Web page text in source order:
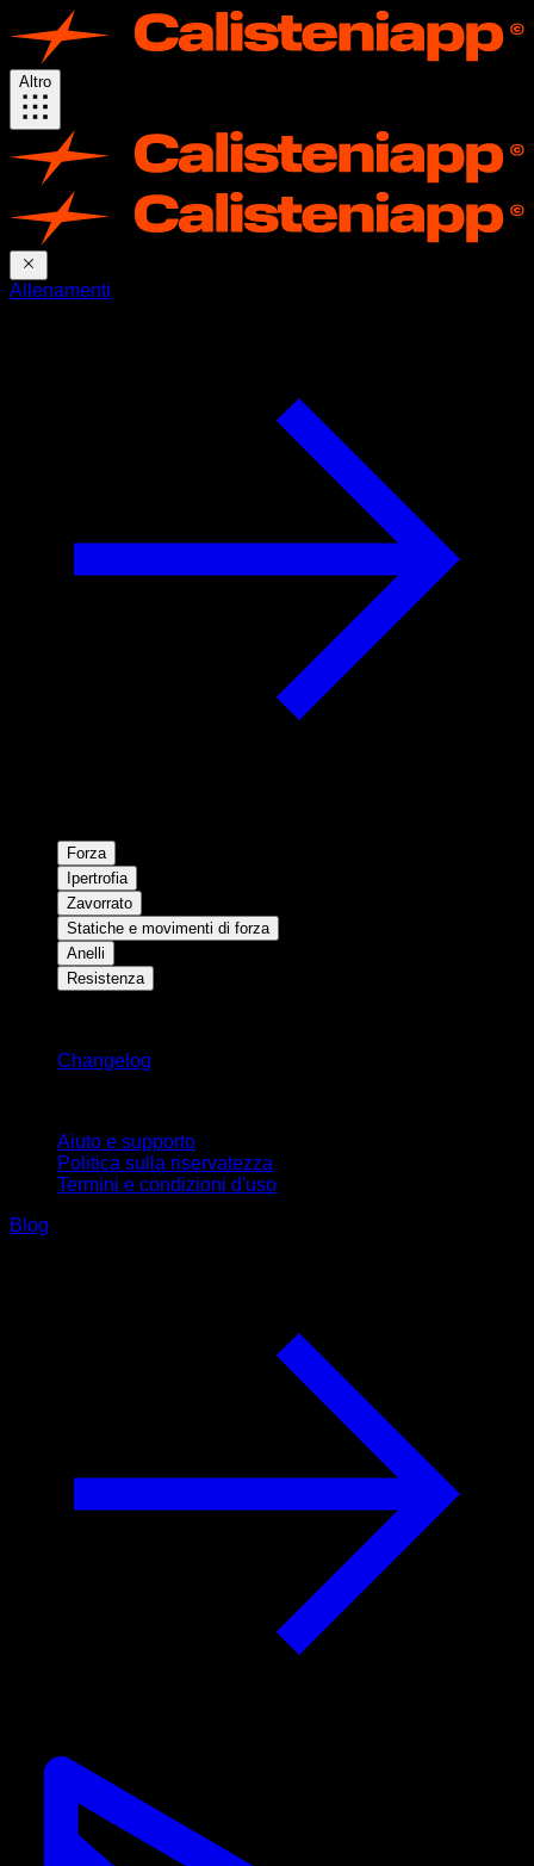
Altro
Allenamenti
Forza
Ipertrofia
Zavorrato
Statiche e movimenti di forza
Anelli
Resistenza
Changelog
Aiuto e supporto
Politica sulla riservatezza
Termini e condizioni d'uso
Blog